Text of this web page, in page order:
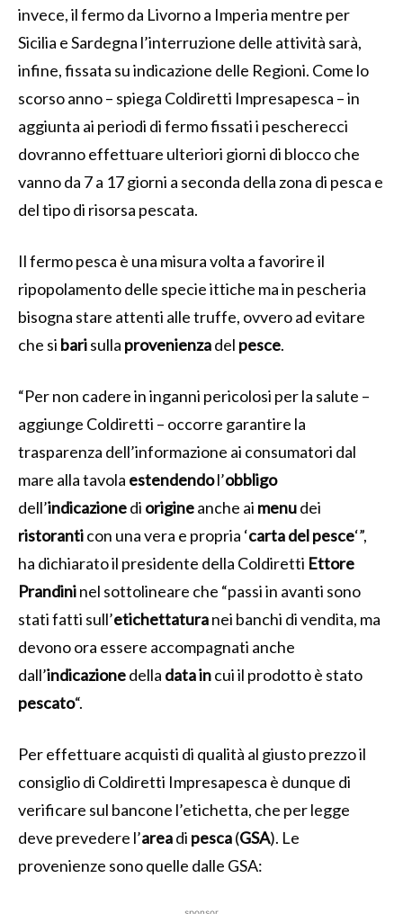
invece, il fermo da Livorno a Imperia mentre per
Sicilia e Sardegna l’interruzione delle attività sarà,
infine, fissata su indicazione delle Regioni. Come lo
scorso anno – spiega Coldiretti Impresapesca – in
aggiunta ai periodi di fermo fissati i pescherecci
dovranno effettuare ulteriori giorni di blocco che
vanno da 7 a 17 giorni a seconda della zona di pesca e
del tipo di risorsa pescata.
Il fermo pesca è una misura volta a favorire il
ripopolamento delle specie ittiche ma in pescheria
bisogna stare attenti alle truffe, ovvero ad evitare
che si barisulla provenienzadel pesce.
“Per non cadere in inganni pericolosi per la salute –
aggiunge Coldiretti – occorre garantire la
trasparenza dell’informazione ai consumatori dal
mare alla tavola estendendol’obbligo
dell’indicazionedi origineanche ai menudei
ristoranticon una vera e propria ‘carta del pesce‘”,
ha dichiarato il presidente della Coldiretti Ettore
Prandininel sottolineare che “passi in avanti sono
stati fatti sull’etichettaturanei banchi di vendita, ma
devono ora essere accompagnati anche
dall’indicazionedella data incui il prodotto è stato
pescato“.
Per effettuare acquisti di qualità al giusto prezzo il
consiglio di Coldiretti Impresapesca è dunque di
verificare sul bancone l’etichetta, che per legge
deve prevedere l’areadi pesca(GSA). Le
provenienze sono quelle dalle GSA: